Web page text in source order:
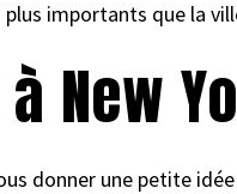
importants que la
New
donner une petite